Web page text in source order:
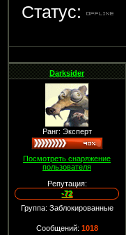
Статус:
Darksider
Ранг: Эксперт
Посмотреть снаряжение
пользователя
Репутация:
-72
Группа: Заблокированные
Сообщений: 1018